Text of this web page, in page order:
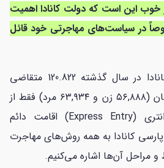
خوب این است که دولت کانادا اهمیت
در سیاست‌های مهاجرتی خود قائل
طبق آمار رسمی دولت کانادا در سال گذشته 120.822 متقاضی
اصلی و اعضای خانواده‌شان (۵۶,۸۸۸ زن و ۶۳,۹۳۴ مرد) فقط از
طریق برنامه اکسپرس انتری (Express Entry) اقامت دائم
پارسی کانادا به همه روش‌های مهاجرت
و مراحل آن‌ها اشاره می‌کنیم.